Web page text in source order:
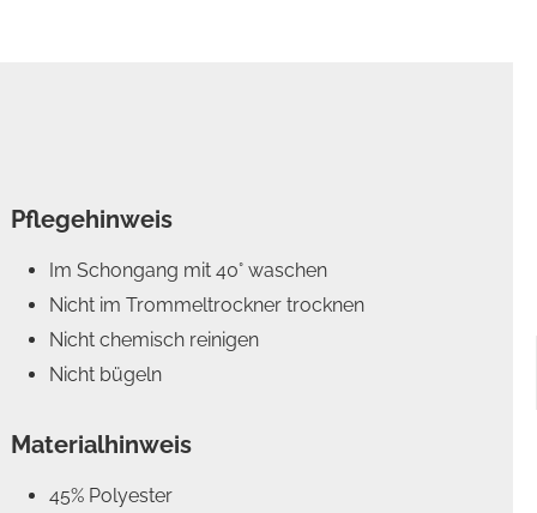
Pflegehinweis
Im Schongang mit 40° waschen
Nicht im Trommeltrockner trocknen
Nicht chemisch reinigen
Nicht bügeln
Materialhinweis
45% Polyester